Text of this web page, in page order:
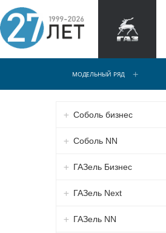
МОДЕЛЬНЫЙ РЯД
Соболь бизнес
Соболь NN
ГАЗель Бизнес
ГАЗель Next
ГАЗель NN